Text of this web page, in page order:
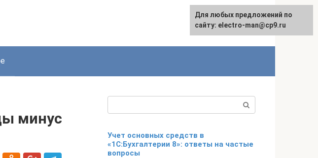
минус
Учет основных средств в
«1С:Бухгалтерии 8»: ответы на частые
вопросы
Для любых предложений по
сайту: electro-man@cp9.ru